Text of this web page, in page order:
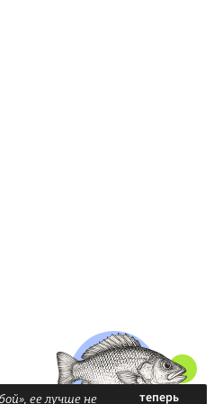
ее лучше не